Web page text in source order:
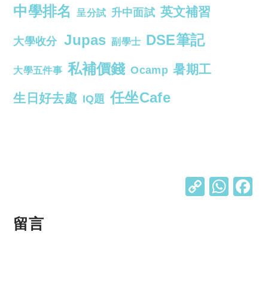
中學排名 呈分試 升中面試 英文補習
大學收分 Jupas 副學士 DSE筆記
大學五件事 私補價錢 Ocamp 暑期工
生日好去處 IQ題 任坐Cafe
C W
留言